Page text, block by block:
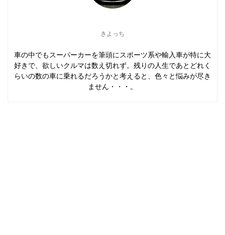
きよっち
車の中でもスーパーカーを筆頭にスポーツ系や輸入車が特に大
好きで、欲しいクルマは数え切れず。残りの人生であとどれく
らいの数の車に乗れるだろうかと考えると、色々と悩みが尽き
ません・・・。